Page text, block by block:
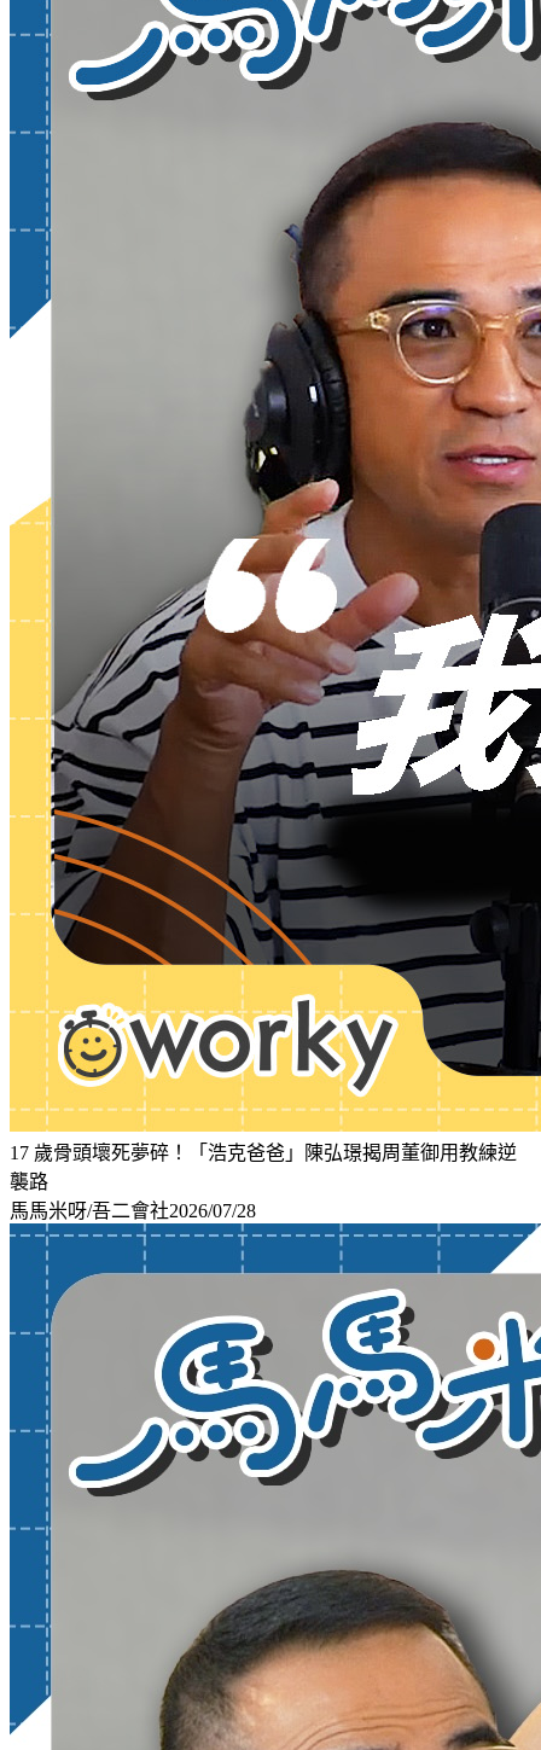
17 歲骨頭壞死夢碎！「浩克爸爸」陳弘璟揭周董御用教練逆
襲路
馬馬米呀/吾二會社2026/07/28